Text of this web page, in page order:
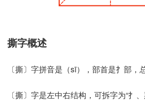
撕字概述
〔撕〕字拼音是（sī），部首是扌部，
〔撕〕字是左中右结构，可拆字为“扌、